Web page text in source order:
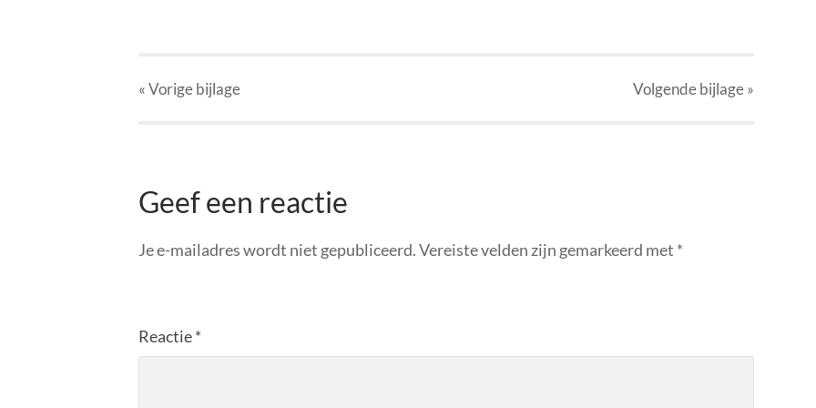
« Vorigebijlage Volgendebijlage»
Geef een reactie
Je e-mailadres wordt niet gepubliceerd.Vereiste velden zijn gemarkeerd met *
Reactie*